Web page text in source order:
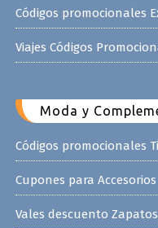
Códigos promocionales
Viajes Códigos
Moda y
Códigos promocionales
Cupones para
Vales descuento